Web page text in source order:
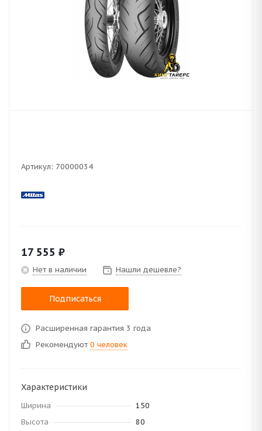
Артикул: 70000034
17 555 ₽
Нет в наличии Нашли дешевле?
Подписаться
Расширенная гарантия 3 года
Рекомендуют 0 человек
Характеристики
Ширина
150
Высота
80